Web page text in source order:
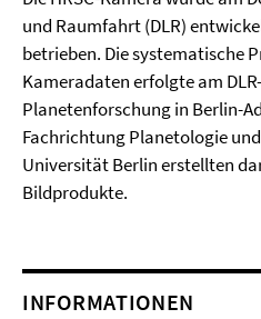
und Raumfahrt (DLR)
betrieben. Die systematische
Kameradaten erfolgte am
Planetenforschung in Berlin-
Fachrichtung Planetologie
Universität Berlin erstellten
Bildprodukte.
INFORMATIONEN